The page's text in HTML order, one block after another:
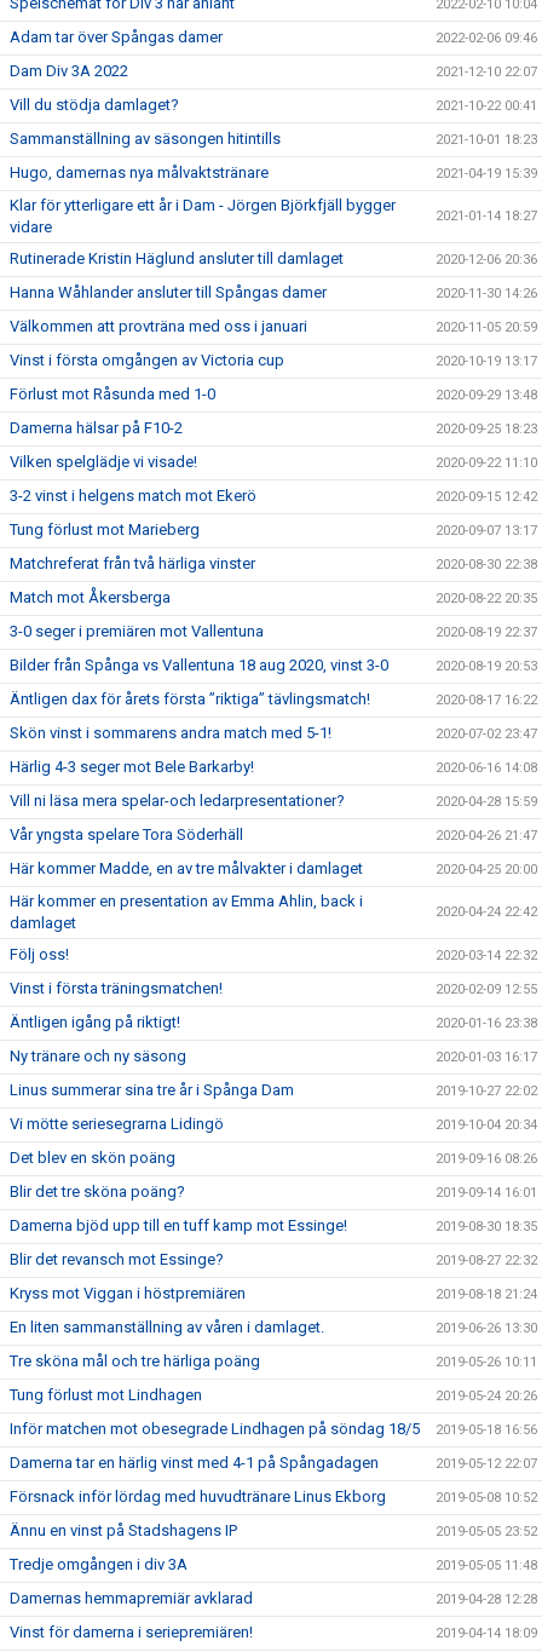
2022-02-10 10:04
Adam tar över Spångas damer 2022-02-06 09:46
Dam Div 3A 2022 2021-12-10 22:07
Vill du stödja damlaget? 2021-10-22 00:41
Sammanställning av säsongen hitintills 2021-10-01 18:23
Hugo, damernas nya målvaktstränare 2021-04-19 15:39
Klar för ytterligare ett år i Dam - Jörgen Björkfjäll bygger
vidare
2021-01-14 18:27
Rutinerade Kristin Häglund ansluter till damlaget 2020-12-06 20:36
Hanna Wåhlander ansluter till Spångas damer 2020-11-30 14:26
Välkommen att provträna med oss i januari 2020-11-05 20:59
Vinst i första omgången av Victoria cup 2020-10-19 13:17
Förlust mot Råsunda med 1-0 2020-09-29 13:48
Damerna hälsar på F10-2 2020-09-25 18:23
Vilken spelglädje vi visade! 2020-09-22 11:10
3-2 vinst i helgens match mot Ekerö 2020-09-15 12:42
Tung förlust mot Marieberg 2020-09-07 13:17
Matchreferat från två härliga vinster 2020-08-30 22:38
Match mot Åkersberga 2020-08-22 20:35
3-0 seger i premiären mot Vallentuna 2020-08-19 22:37
Bilder från Spånga vs Vallentuna 18 aug 2020, vinst 3-0 2020-08-19 20:53
Äntligen dax för årets första ”riktiga” tävlingsmatch! 2020-08-17 16:22
Skön vinst i sommarens andra match med 5-1! 2020-07-02 23:47
Härlig 4-3 seger mot Bele Barkarby! 2020-06-16 14:08
Vill ni läsa mera spelar-och ledarpresentationer? 2020-04-28 15:59
Vår yngsta spelare Tora Söderhäll 2020-04-26 21:47
Här kommer Madde, en av tre målvakter i damlaget 2020-04-25 20:00
Här kommer en presentation av Emma Ahlin, back i
damlaget
2020-04-24 22:42
Följ oss! 2020-03-14 22:32
Vinst i första träningsmatchen! 2020-02-09 12:55
Äntligen igång på riktigt! 2020-01-16 23:38
Ny tränare och ny säsong 2020-01-03 16:17
Linus summerar sina tre år i Spånga Dam 2019-10-27 22:02
Vi mötte seriesegrarna Lidingö 2019-10-04 20:34
Det blev en skön poäng 2019-09-16 08:26
Blir det tre sköna poäng? 2019-09-14 16:01
Damerna bjöd upp till en tuff kamp mot Essinge! 2019-08-30 18:35
Blir det revansch mot Essinge? 2019-08-27 22:32
Kryss mot Viggan i höstpremiären 2019-08-18 21:24
En liten sammanställning av våren i damlaget. 2019-06-26 13:30
Tre sköna mål och tre härliga poäng 2019-05-26 10:11
Tung förlust mot Lindhagen 2019-05-24 20:26
Inför matchen mot obesegrade Lindhagen på söndag 18/5 2019-05-18 16:56
Damerna tar en härlig vinst med 4-1 på Spångadagen 2019-05-12 22:07
Försnack inför lördag med huvudtränare Linus Ekborg 2019-05-08 10:52
Ännu en vinst på Stadshagens IP 2019-05-05 23:52
Tredje omgången i div 3A 2019-05-05 11:48
Damernas hemmapremiär avklarad 2019-04-28 12:28
Vinst för damerna i seriepremiären! 2019-04-14 18:09